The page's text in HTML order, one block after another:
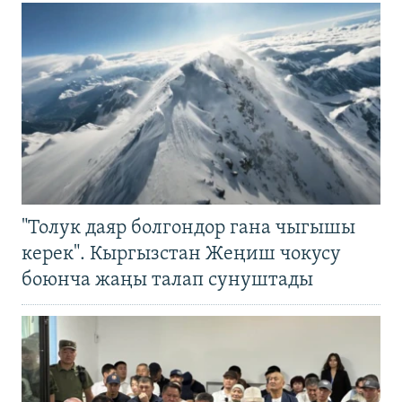
"Толук даяр болгондор гана чыгышы
керек". Кыргызстан Жеңиш чокусу
боюнча жаңы талап сунуштады